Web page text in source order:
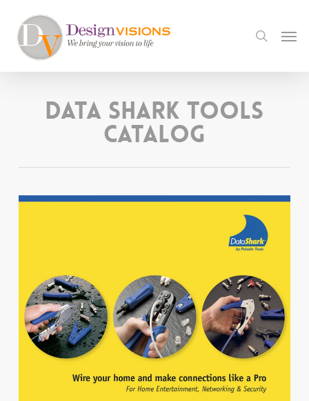
main
content
search
Data Shark Tools
Catalog